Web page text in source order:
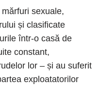
sexuale,
și clasificate
într-o casă de
constant,
lor – și au suferit
exploatatorilor